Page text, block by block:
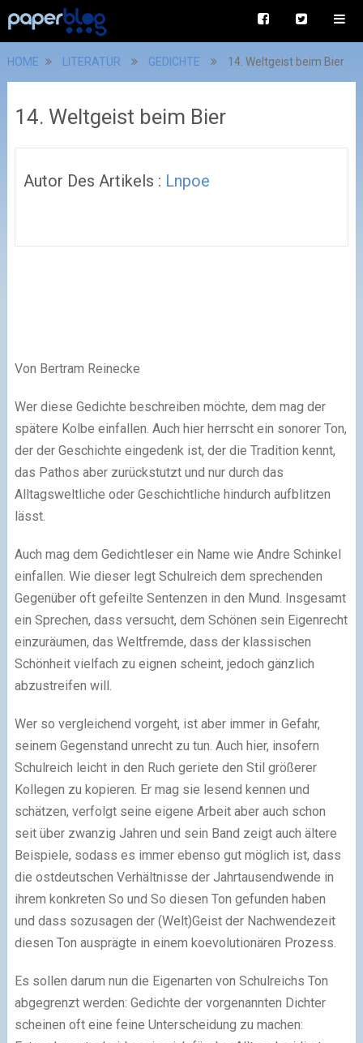
HOME LITERATUR GEDICHTE 14. Weltgeist beim Bier
14. Weltgeist beim Bier
Autor Des Artikels : Lnpoe
Von Bertram Reinecke
Wer diese Gedichte beschreiben möchte, dem mag der
spätere Kolbe einfallen. Auch hier herrscht ein sonorer Ton,
der der Geschichte eingedenk ist, der die Tradition kennt,
das Pathos aber zurückstutzt und nur durch das
Alltagsweltliche oder Geschichtliche hindurch aufblitzen
lässt.
Auch mag dem Gedichtleser ein Name wie Andre Schinkel
einfallen. Wie dieser legt Schulreich dem sprechenden
Gegenüber oft gefeilte Sentenzen in den Mund. Insgesamt
ein Sprechen, dass versucht, dem Schönen sein Eigenrecht
einzuräumen, das Weltfremde, dass der klassischen
Schönheit vielfach zu eignen scheint, jedoch gänzlich
abzustreifen will.
Wer so vergleichend vorgeht, ist aber immer in Gefahr,
seinem Gegenstand unrecht zu tun. Auch hier, insofern
Schulreich leicht in den Ruch geriete den Stil größerer
Kollegen zu kopieren. Er mag sie lesend kennen und
schätzen, verfolgt seine eigene Arbeit aber auch schon
seit über zwanzig Jahren und sein Band zeigt auch ältere
Beispiele, sodass es immer ebenso gut möglich ist, dass
die ostdeutschen Verhältnisse der Jahrtausendwende in
ihrem konkreten So und So diesen Ton gefunden haben
und dass sozusagen der (Welt)Geist der Nachwendezeit
diesen Ton ausprägte in einem koevolutionären Prozess.
Es sollen darum nun die Eigenarten von Schulreichs Ton
abgegrenzt werden: Gedichte der vorgenannten Dichter
scheinen oft eine feine Unterscheidung zu machen: